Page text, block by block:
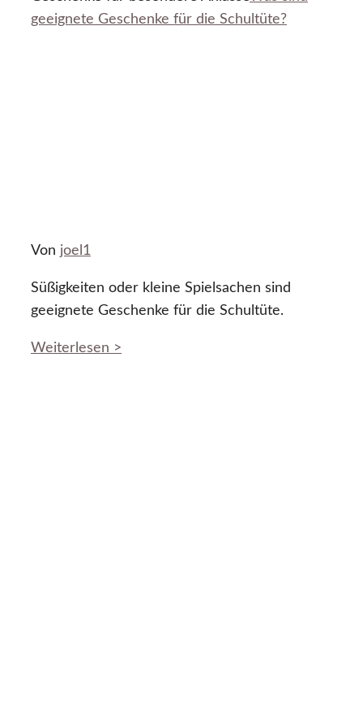
geeignete Geschenke für die Schultüte?
Von joel1
Süßigkeiten oder kleine Spielsachen sind
geeignete Geschenke für die Schultüte.
Weiterlesen >